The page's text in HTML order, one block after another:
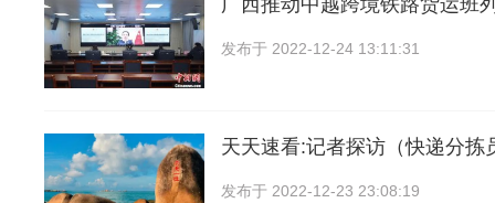
广西推动中越跨境铁路货运班
发布于 2022-12-24 13:11:31
天天速看:记者探访（快递分拣
发布于 2022-12-23 23:08:19